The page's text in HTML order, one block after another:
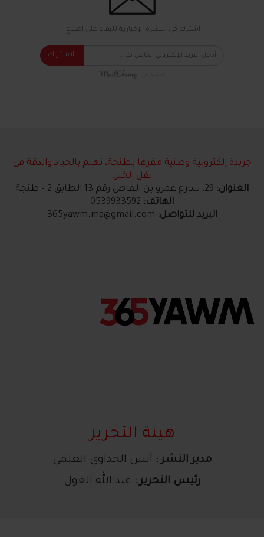
اشترك في النشرة الإخبارية للبقاء على اطلاع.
الاشتراك
جريدة إلكترونية وطنية مقرها بطنجة، نهتم بالحياد والدقة في
نقل الخبر.
العنوان:
الهاتف:
البريد للتواصل:
هيئة التحرير
مدير النشر : أنس الحداوي العلمي
رئيس التحرير : عبد الله الغول